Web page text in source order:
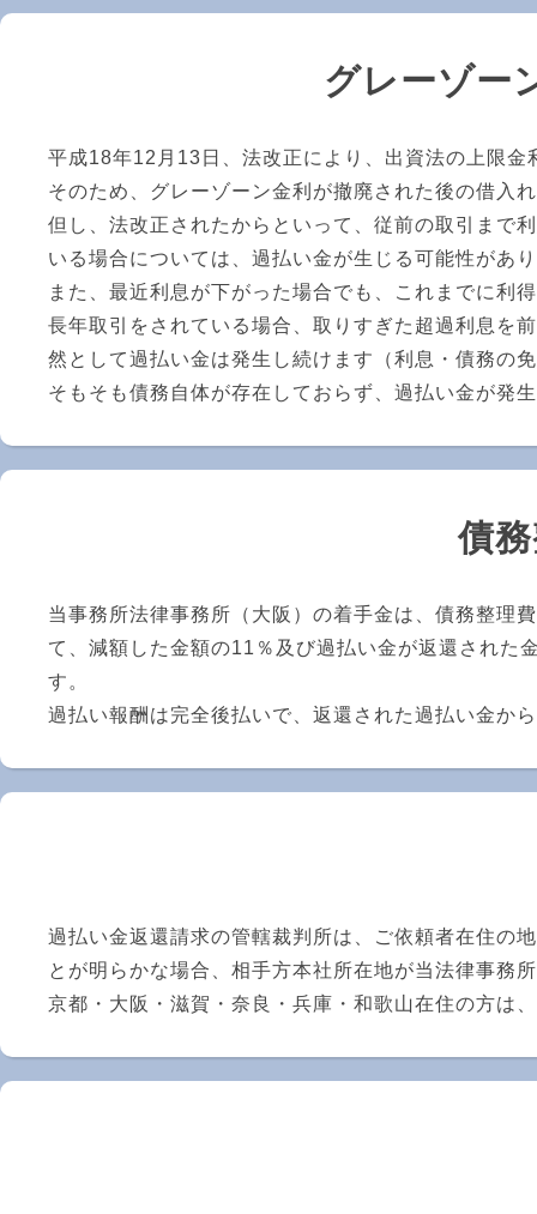
グレーゾー
平成18年12月13日、法改正により、出資法の上限
そのため、グレーゾーン金利が撤廃された後の借入
但し、法改正されたからといって、従前の取引まで
いる場合については、過払い金が生じる可能性があ
また、最近利息が下がった場合でも、これまでに利
長年取引をされている場合、取りすぎた超過利息を
然として過払い金は発生し続けます（利息・債務の
そもそも債務自体が存在しておらず、過払い金が発
債
当事務所法律事務所（大阪）の着手金は、債務整理
て、減額した金額の11％及び過払い金が返還された
す。
過払い報酬は完全後払いで、返還された過払い金か
過払い金返還請求の管轄裁判所は、ご依頼者在住の
とが明らかな場合、相手方本社所在地が当法律事務
京都・大阪・滋賀・奈良・兵庫・和歌山在住の方は